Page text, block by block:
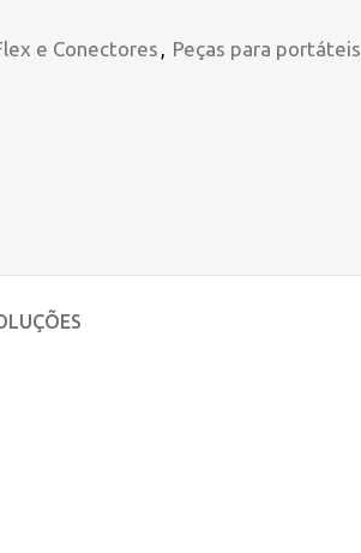
e Conectores , Peças para portáteis